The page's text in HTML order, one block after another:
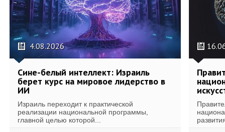
4.08.2026
Сине-белый интеллект: Израиль
берет курс на мировое лидерство в
ИИ
Израиль переходит к практической
реализации национальной программы,
главной целью которой...